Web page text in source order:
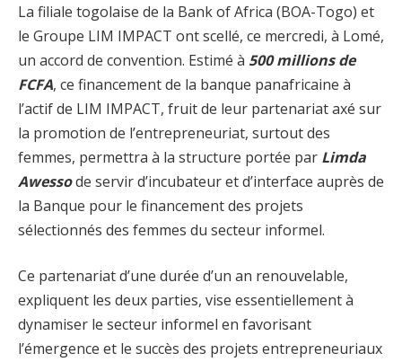
La filiale togolaise de la Bank of Africa (BOA-Togo) et
le Groupe LIM IMPACT ont scellé, ce mercredi, à Lomé,
un accord de convention. Estimé à 500 millions de
FCFA, ce financement de la banque panafricaine à
l’actif de LIM IMPACT, fruit de leur partenariat axé sur
la promotion de l’entrepreneuriat, surtout des
femmes, permettra à la structure portée par Limda
Awessode servir d’incubateur et d’interface auprès de
la Banque pour le financement des projets
sélectionnés des femmes du secteur informel.
Ce partenariat d’une durée d’un an renouvelable,
expliquent les deux parties, vise essentiellement à
dynamiser le secteur informel en favorisant
l’émergence et le succès des projets entrepreneuriaux